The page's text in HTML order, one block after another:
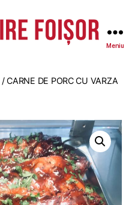
-
Meniu
/ CARNE DE PORC CU VARZA